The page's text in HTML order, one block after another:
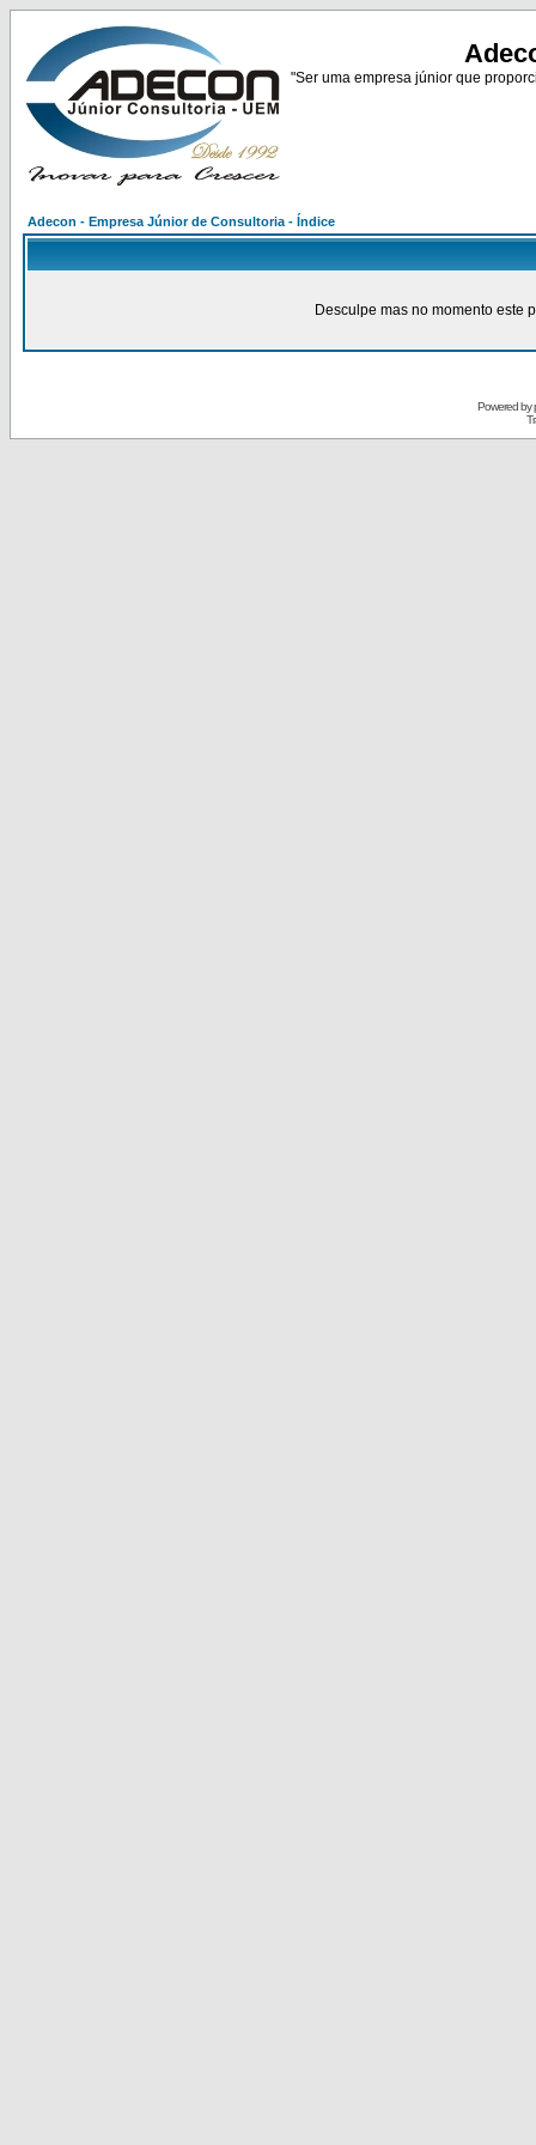
"Ser uma empresa júnior que
Adecon - Empresa Júnior de Consultoria - Índice
Desculpe mas no momento este
Powered by